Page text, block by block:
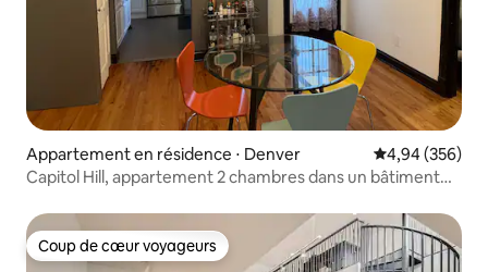
Appartement en résidence ⋅ Denver Évaluation
4,94 (356)
Capitol Hill, appartement 2 chambres dans un bâtiment
Coup de cœur voyageurs
Coup de cœur voyageurs